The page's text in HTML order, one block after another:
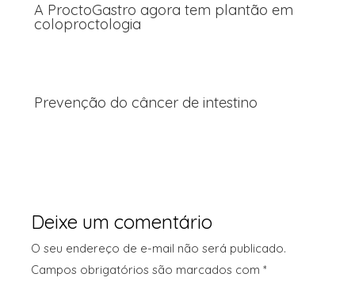
A ProctoGastro agora tem plantão em
coloproctologia
Prevenção do câncer de intestino
Deixe um comentário
O seu endereço de e-mail não será publicado.
Campos obrigatórios são marcados com*